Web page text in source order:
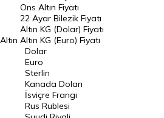
Döviz Kuru
Dolar Kuru
Euro Kuru
Pound Kuru
Frank Kuru
Riyal Kuru
Altın
Ons Altın Fiyatı
22 Ayar Bilezik Fiyatı
Altın KG (Dolar) Fiyatı
Altın KG (Euro) Fiyatı
Dolar
Euro
Sterlin
Kanada Doları
İsviçre Frangı
Rus Rublesi